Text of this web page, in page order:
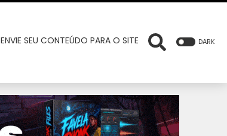
ENVIE SEU CONTEÚDO PARA O SITE DARK